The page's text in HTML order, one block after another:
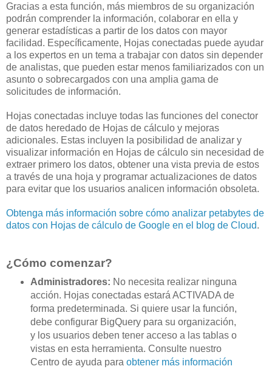
Gracias a esta función, más miembros de su organización
podrán comprender la información, colaborar en ella y
generar estadísticas a partir de los datos con mayor
facilidad. Específicamente, Hojas conectadas puede ayudar
a los expertos en un tema a trabajar con datos sin depender
de analistas, que pueden estar menos familiarizados con un
asunto o sobrecargados con una amplia gama de
solicitudes de información.
Hojas conectadas incluye todas las funciones del conector
de datos heredado de Hojas de cálculo y mejoras
adicionales. Estas incluyen la posibilidad de analizar y
visualizar información en Hojas de cálculo sin necesidad de
extraer primero los datos, obtener una vista previa de estos
a través de una hoja y programar actualizaciones de datos
para evitar que los usuarios analicen información obsoleta.
Obtenga más información sobre cómo analizar petabytes de
datos con Hojas de cálculo de Google en el blog de Cloud.
¿Cómo comenzar?
Administradores: No necesita realizar ninguna
acción. Hojas conectadas estará ACTIVADA de
forma predeterminada. Si quiere usar la función,
debe configurar BigQuery para su organización,
y los usuarios deben tener acceso a las tablas o
vistas en esta herramienta. Consulte nuestro
Centro de ayuda para obtener más información